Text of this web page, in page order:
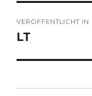
VERÖFFENTLICHT IN
LT